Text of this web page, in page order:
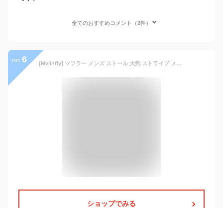
全てのおすすめコメント（2件）
no. 6 [Mviinfly] マフラー メンズ ストール 大判 ストライプ メンズ マフラー 秋冬 男性用 洗える 厚手 無地 防寒 暖かい ブロックチェック 男女兼用 ビジネス マフラー クリスマスプレゼント
ショップでみる